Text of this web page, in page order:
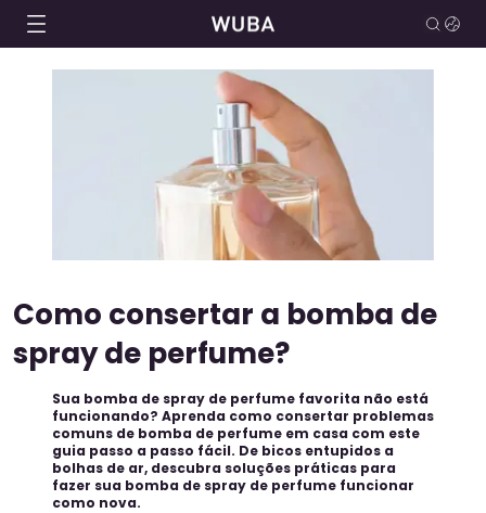
Como consertar a bomba de
spray de perfume?
Sua bomba de spray de perfume favorita não está
funcionando? Aprenda como consertar problemas
comuns de bomba de perfume em casa com este
guia passo a passo fácil. De bicos entupidos a
bolhas de ar, descubra soluções práticas para
fazer sua bomba de spray de perfume funcionar
como nova.